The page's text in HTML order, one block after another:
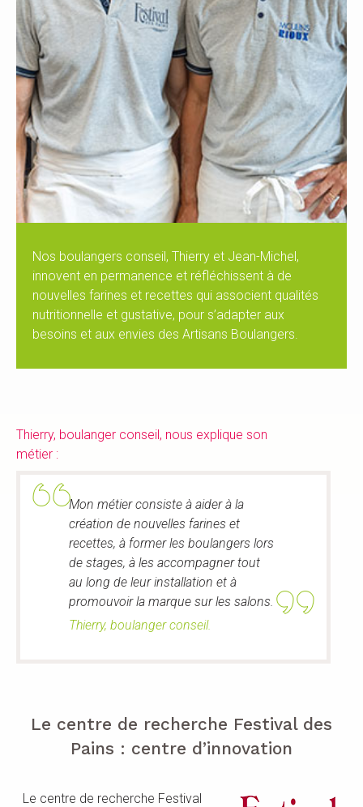
Nos boulangers conseil, Thierry et Jean-Michel,
innovent en permanence et réfléchissent à de
nouvelles farines et recettes qui associent qualités
nutritionnelle et gustative, pour s’adapter aux
besoins et aux envies des Artisans Boulangers.
Thierry, boulanger conseil, nous explique son
métier :
Mon métier consiste à aider à la
création de nouvelles farines et
recettes, à former les boulangers lors
de stages, à les accompagner tout
au long de leur installation et à
promouvoir la marque sur les salons.
Thierry, boulanger conseil.
Le centre de recherche Festival des
Pains : centre d’innovation
Le centre de recherche Festival